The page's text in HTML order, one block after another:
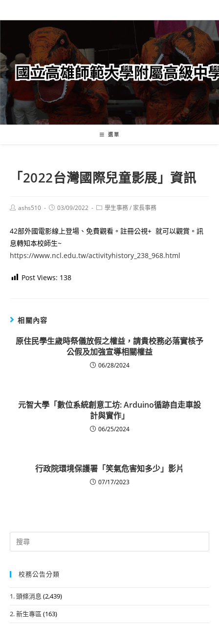
轉
要
內
容
選單
「2022台灣國際兒童影展」資訊
Postashs510
Post03/09/2022
Post學生事務/ 家長事務
42部外國電影線上登場、免費觀看。註冊公視+ 就可以觀賞。訊
息轉知本校師生~
https://www.ncl.edu.tw/activityhistory_238_968.html
Post Views: 138
相關內容
原住民學生歲時祭儀放假之權益，請貴校務必落實核予
公假及加強宣導相關權益
06/28/2024
元智大學「數位系統創意工坊: Arduino循跡自走車設
計與實作」
06/25/2024
行政院環境保護署「笑氣危害知多少」影片
07/17/2023
Search
for:
校務公告分類
1. 頭條消息 (2,439)
2. 新生專區 (163)